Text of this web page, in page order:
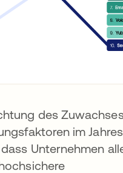
des
im
Unternehmen